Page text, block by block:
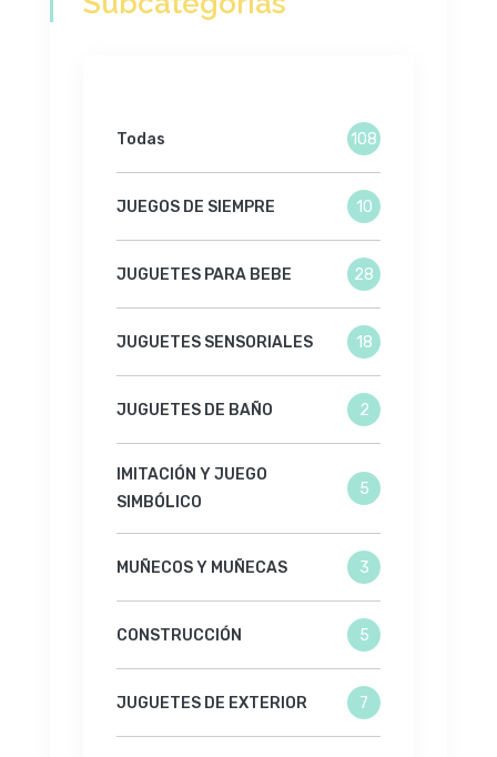
Todas 108
JUEGOS DE SIEMPRE 10
JUGUETES PARA BEBE 28
JUGUETES SENSORIALES 18
JUGUETES DE BAÑO 2
IMITACIÓN Y JUEGO
SIMBÓLICO
5
MUÑECOS Y MUÑECAS 3
CONSTRUCCIÓN 5
JUGUETES DE EXTERIOR 7